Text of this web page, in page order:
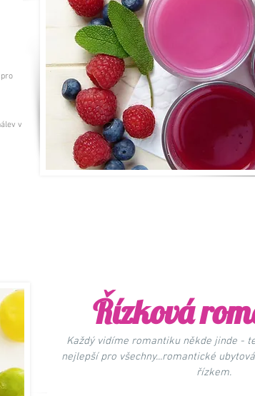
v
Řízková
Každý vidíme romantiku někde jinde -
nejlepší pro všechny...romantické
řízkem.